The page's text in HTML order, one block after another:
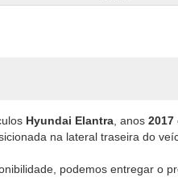
Hyundai Elantra , anos 2017
na lateral traseira do
podemos entregar o